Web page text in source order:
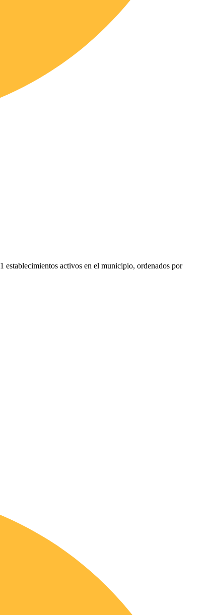
establecimientos activos en el municipio, ordenados por